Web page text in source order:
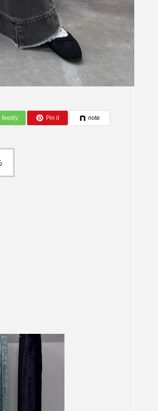
feedly Pin it note